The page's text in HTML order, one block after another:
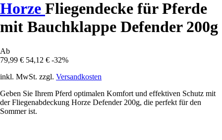
Horze Fliegendecke für Pferde
mit Bauchklappe Defender 200g
Ab
79,99 € 54,12 € -32%
inkl. MwSt. zzgl. Versandkosten
Geben Sie Ihrem Pferd optimalen Komfort und effektiven Schutz mit
der Fliegenabdeckung Horze Defender 200g, die perfekt für den
Sommer ist.